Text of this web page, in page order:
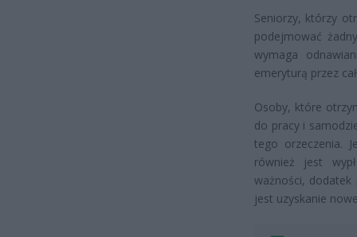
Seniorzy, którzy
podejmować
wymaga
emeryturą przez
Osoby, które
do pracy i
tego orzeczenia.
również jest
ważności, dodatek
jest uzyskanie